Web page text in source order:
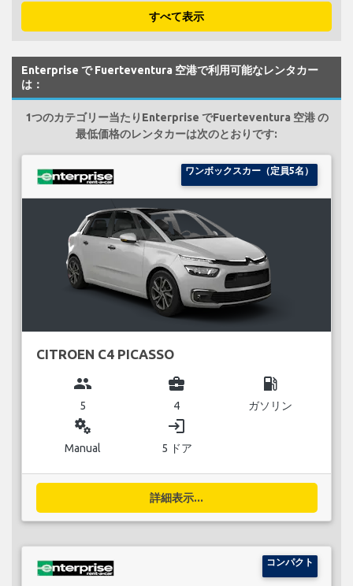
すべて表示
Enterprise で Fuerteventura 空港で利用可能なレンタカー
は：
1つのカテゴリー当たりEnterprise でFuerteventura 空港 の
最低価格のレンタカーは次のとおりです:
ワンボックスカー（定員5名）
CITROEN C4 PICASSO
group
5
business_center
4
local_gas_station
ガソリン
miscellaneous_services
Manual
login
5 ドア
詳細表示...
コンパクト